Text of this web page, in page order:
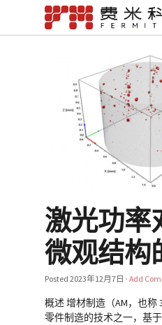
激光功率
微观结构
Posted2023年12月7日 ·Add
概述 增材制造（AM，也
零件制造的技术之一，基